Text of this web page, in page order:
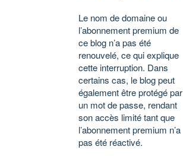
Le nom de domaine ou
l’abonnement premium de
ce blog n’a pas été
renouvelé, ce qui explique
cette interruption. Dans
certains cas, le blog peut
également être protégé par
un mot de passe, rendant
son accès limité tant que
l’abonnement premium n’a
pas été réactivé.